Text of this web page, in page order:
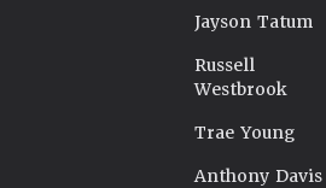
Jayson Tatum
Russell
Westbrook
Trae Young
Anthony Davis